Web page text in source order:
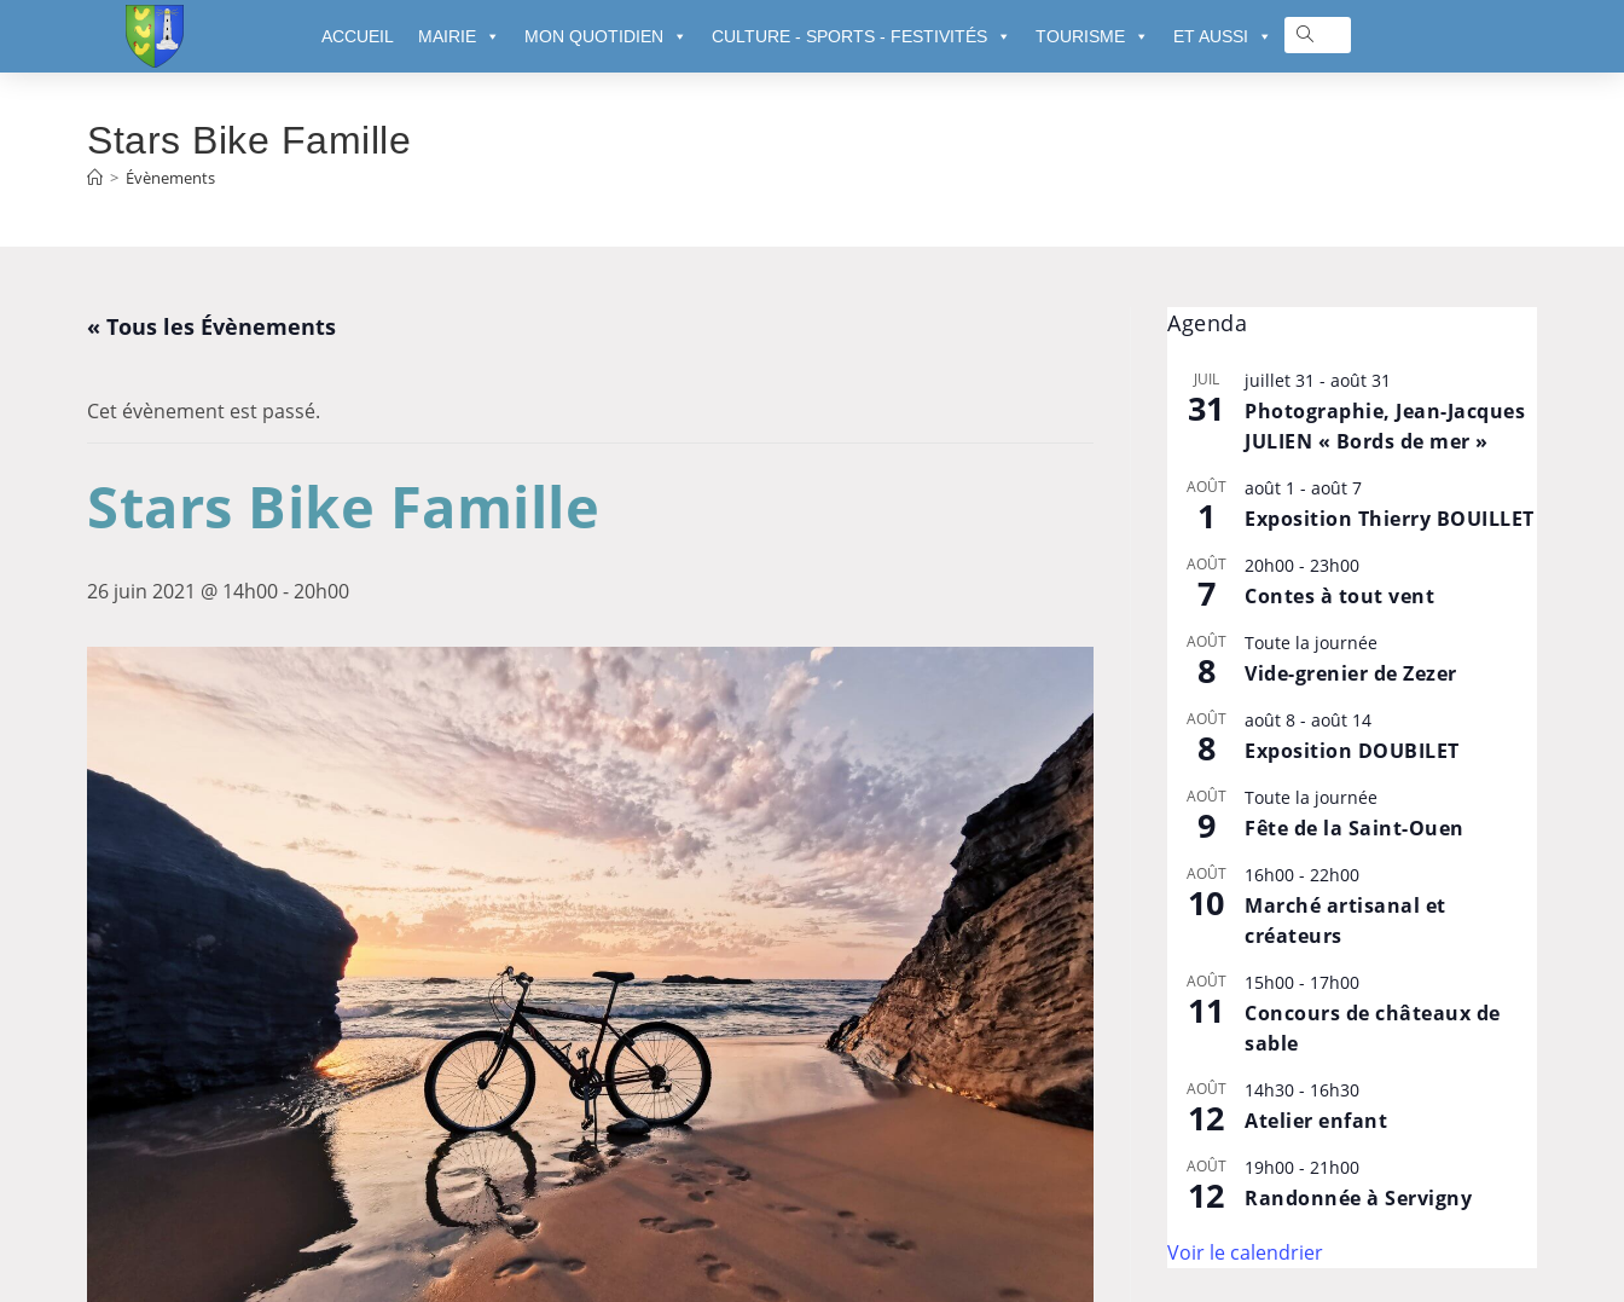
ACCUEIL MAIRIE MON QUOTIDIEN CULTURE - SPORTS - FESTIVITÉS TOURISME ET AUSSI
Stars Bike Famille
> Évènements
« Tous les Évènements
Cet évènement est passé.
Stars Bike Famille
26 juin 2021 @ 14h00-20h00
Agenda
JUIL
31
juillet 31 - août 31
Photographie, Jean-Jacques
JULIEN « Bords de mer »
AOÛT
1
août 1 - août 7
Exposition Thierry BOUILLET
AOÛT
7
20h00 - 23h00
Contes à tout vent
AOÛT
8
Toute la journée
Vide-grenier de Zezer
AOÛT
8
août 8 - août 14
Exposition DOUBILET
AOÛT
9
Toute la journée
Fête de la Saint-Ouen
AOÛT
10
16h00 - 22h00
Marché artisanal et
créateurs
AOÛT
11
15h00 - 17h00
Concours de châteaux de
sable
AOÛT
12
14h30 - 16h30
Atelier enfant
AOÛT
12
19h00 - 21h00
Randonnée à Servigny
Voir le calendrier
Cookies management panel